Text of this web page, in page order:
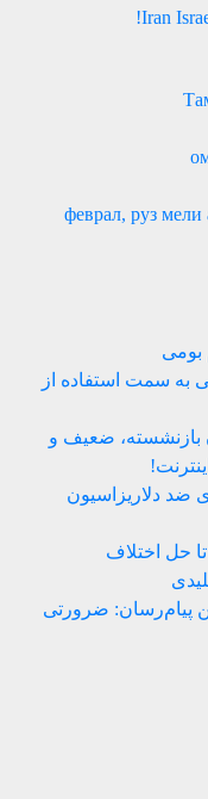
Iran
23 феврал, руз
بومی
به سمت استفاده از
بازنشسته، ضعیف و
ضد دلاریزاسیون
تا حل اختلاف
پیام‌رسان: ضرورتی